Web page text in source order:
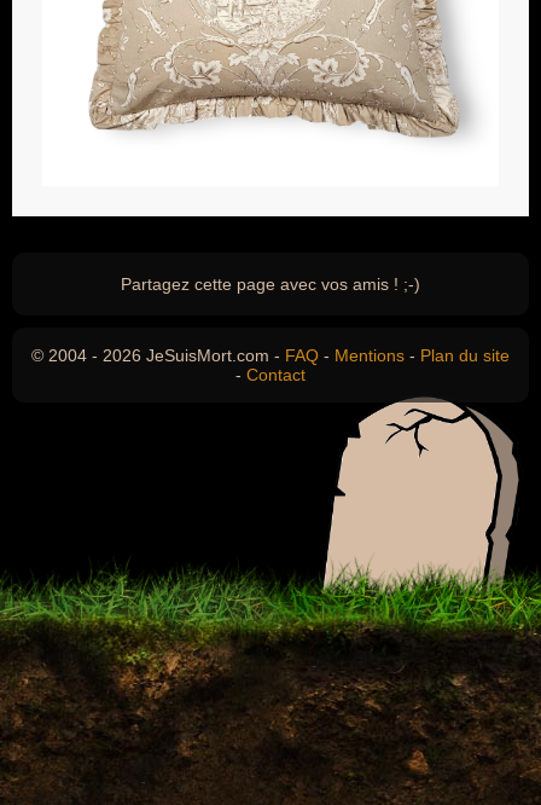
Partagez cette page avec vos amis ! ;-)
© 2004 - 2026 JeSuisMort.com - FAQ - Mentions - Plan du site
- Contact